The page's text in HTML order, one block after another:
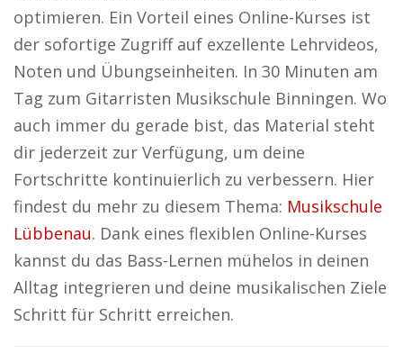
optimieren. Ein Vorteil eines Online-Kurses ist
der sofortige Zugriff auf exzellente Lehrvideos,
Noten und Übungseinheiten. In 30 Minuten am
Tag zum Gitarristen Musikschule Binningen. Wo
auch immer du gerade bist, das Material steht
dir jederzeit zur Verfügung, um deine
Fortschritte kontinuierlich zu verbessern. Hier
findest du mehr zu diesem Thema: Musikschule
Lübbenau. Dank eines flexiblen Online-Kurses
kannst du das Bass-Lernen mühelos in deinen
Alltag integrieren und deine musikalischen Ziele
Schritt für Schritt erreichen.